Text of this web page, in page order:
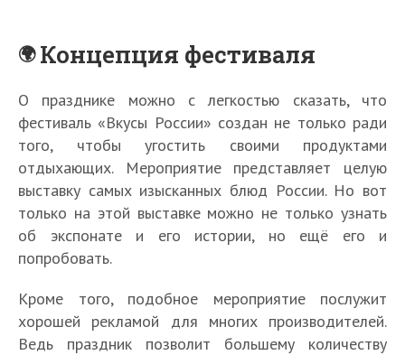
Концепция фестиваля
О празднике можно с легкостью сказать, что
фестиваль «Вкусы России» создан не только ради
того, чтобы угостить своими продуктами
отдыхающих. Мероприятие представляет целую
выставку самых изысканных блюд России. Но вот
только на этой выставке можно не только узнать
об экспонате и его истории, но ещё его и
попробовать.
Кроме того, подобное мероприятие послужит
хорошей рекламой для многих производителей.
Ведь праздник позволит большему количеству